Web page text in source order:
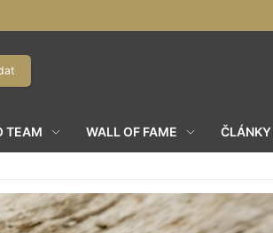
TEAM WALL OF FAME